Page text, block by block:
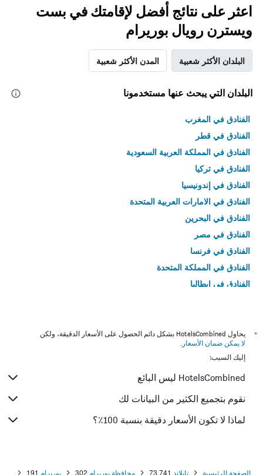
اعثر على نتائج أفضل لإقامتك في بست
ويسترن رويال بوريرام
البلدان الأكثر شعبية المدن الأكثر شعبية
البلدان التي يبحث عنها مستخدمونا
الفنادق في المغرب
الفنادق في قطر
الفنادق في المملكة العربية السعودية
الفنادق في تركيا
الفنادق في إندونيسيا
الفنادق في الامارات العربية المتحدة
الفنادق في البحرين
الفنادق في مصر
الفنادق في فرنسا
الفنادق في المملكة المتحدة
الفنادق في إيطاليا
*
يحاول HotelsCombined بشكل دائم الحصول على الأسعار الدقيقة، ولكن
لا يمكن ضمان الأسعار .
إليك السبب:
HotelsCombined ليس البائع
نقوم بتجميع الكثير من البيانات لك
لماذا لا تكون الأسعار دقيقة بنسبة 100٪؟
الصفحة الرئيسية تايلاند 73,741 محافظة بوريرام 302 بوريرام 191